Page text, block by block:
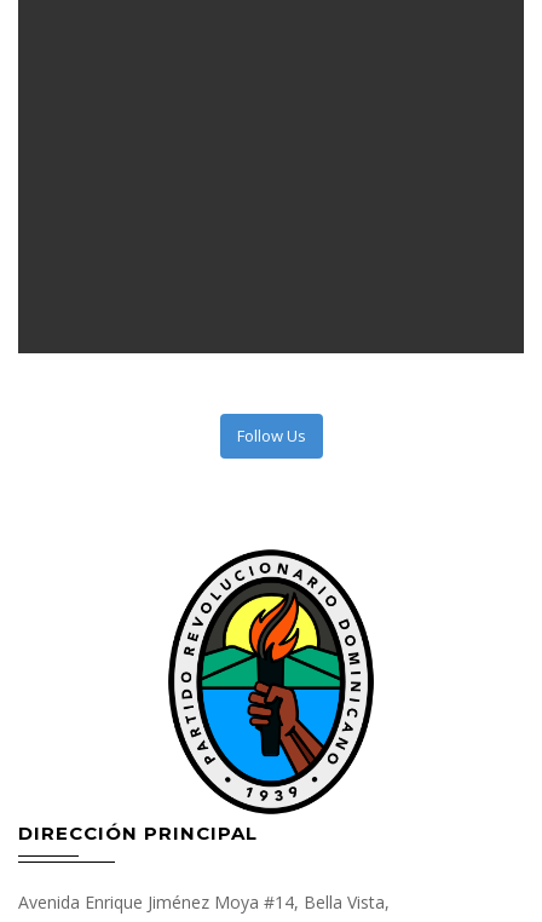
Follow Us
DIRECCIÓN PRINCIPAL
Avenida Enrique Jiménez Moya #14, Bella Vista,